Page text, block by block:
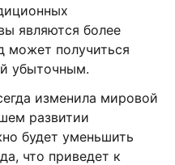
являются более
может получиться
убыточным.
изменила мировой
развитии
будет уменьшить
что приведет к